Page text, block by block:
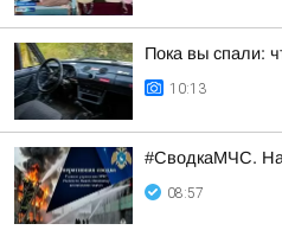
Пока вы спали:
10:13
#СводкаМЧС. На
08:57